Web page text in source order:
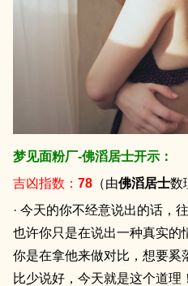
梦见面粉厂-佛滔居士开示：
吉凶指数： 78 （由佛滔居士数
· 今天的你不经意说出的话，
也许你只是在说出一种真实的
你是在拿他来做对比，想要奚
比少说好，今天就是这个道理！